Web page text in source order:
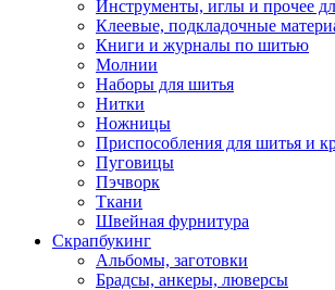
Инструменты, иглы и прочее
Клеевые, подкладочные
Книги и журналы по шитью
Молнии
Наборы для шитья
Нитки
Ножницы
Приспособления для шитья и
Пуговицы
Пэчворк
Ткани
Швейная фурнитура
Скрапбукинг
Альбомы, заготовки
Брадсы, анкеры, люверсы